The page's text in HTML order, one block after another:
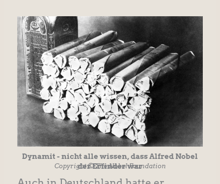
Dynamit - nicht alle wissen, dass Alfred Nobel
der Erfinder war
Copyright © The Nobel Foundation